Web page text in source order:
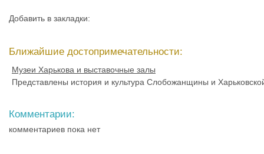
Добавить в закладки:
Ближайшие достопримечательности:
Музеи Харькова и выставочные залы
Представлены история и культура Слобожанщины и
Комментарии:
комментариев пока нет